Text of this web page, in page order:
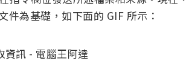
為基礎，如下面的 GIF 所示：